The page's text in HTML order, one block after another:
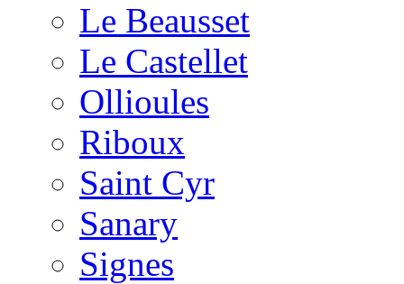
Le Beausset
Le Castellet
Ollioules
Riboux
Saint Cyr
Sanary
Signes